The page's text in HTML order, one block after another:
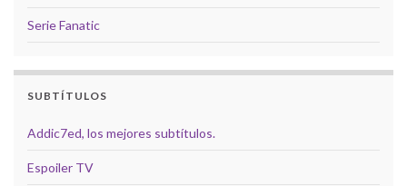
Serie Fanatic
SUBTÍTULOS
Addic7ed, los mejores subtítulos.
Espoiler TV